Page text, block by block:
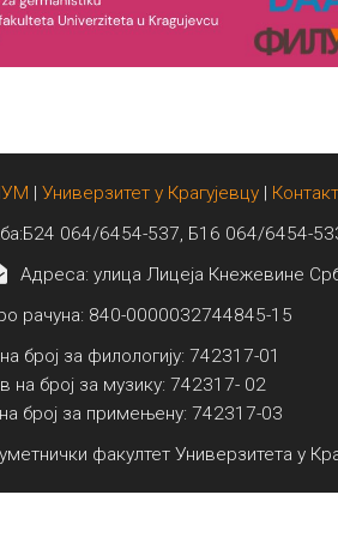
| Универзитет у Крагујевцу|
064/6454-537, Б16 064/6454-
Адреса: улица Лицеја Кнежевине
рачуна: 840-0000032744845-15
број за филологију: 742317-01
на број за музику: 742317- 02
број за примењену: 742317-03
факултет Универзитета у